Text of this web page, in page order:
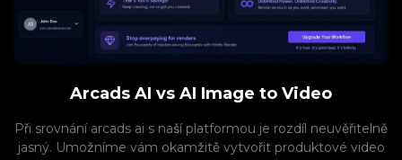
Arcads AI vs AI Image to Video
Při srovnání arcads ai s naší platformou je rozdíl neuvěřitelně
jasný. Umožníme vám okamžitě vytvořit produktové video